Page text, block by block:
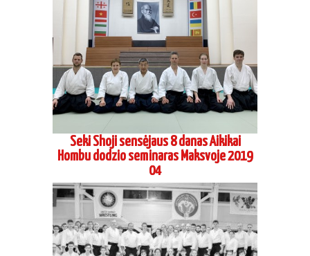
Seki Shoji sensėjaus 8 danas Aikikai
Hombu dodzio seminaras Maksvoje 2019
04